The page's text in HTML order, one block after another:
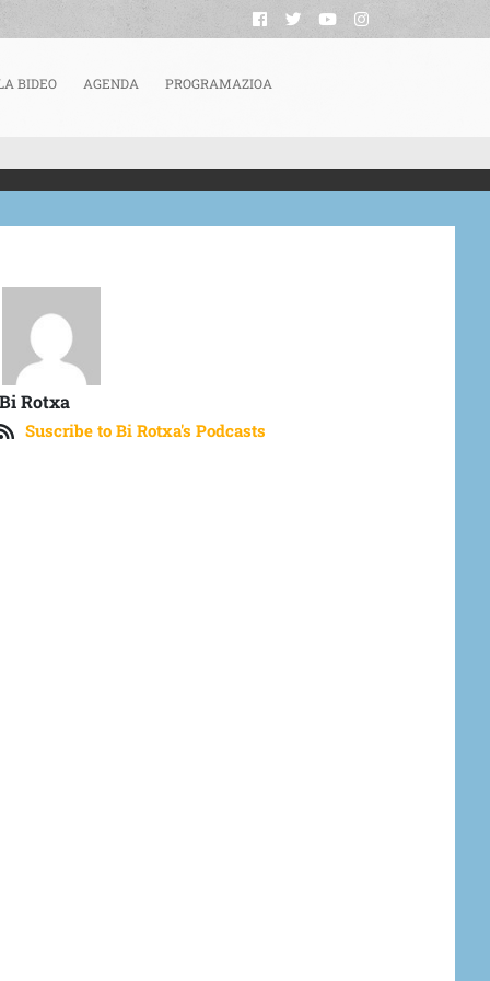
BIDEO AGENDA PROGRAMAZIOA
DISIDENTEAK JOMUGAN SARRERAN
Rotxa
Suscribe to Bi Rotxa's Podcasts